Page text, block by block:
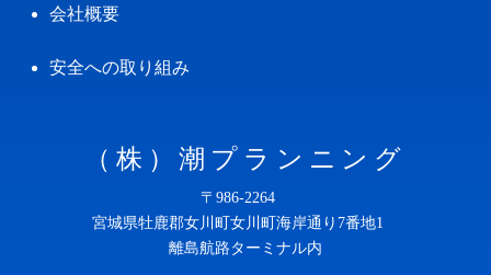
会社概要
安全への取り組み
（株）潮プランニング
〒986-2264
宮城県牡鹿郡女川町女川町海岸通り7番地1
離島航路ターミナル内